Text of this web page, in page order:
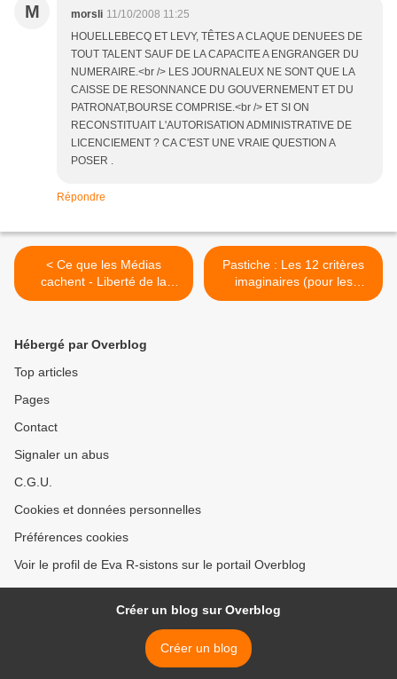
M morsli 11/10/2008 11:25
HOUELLEBECQ ET LEVY, TÊTES A CLAQUE DENUEES DE
TOUT TALENT SAUF DE LA CAPACITE A ENGRANGER DU
NUMERAIRE.<br /> LES JOURNALEUX NE SONT QUE LA
CAISSE DE RESONNANCE DU GOUVERNEMENT ET DU
PATRONAT,BOURSE COMPRISE.<br /> ET SI ON
RECONSTITUAIT L'AUTORISATION ADMINISTRATIVE DE
LICENCIEMENT ? CA C'EST UNE VRAIE QUESTION A
POSER .
Répondre
< Ce que les Médias
cachent - Liberté de la
presse en Russie
Pastiche : Les 12 critères
imaginaires (pour les
médias !) >
Hébergé par Overblog
Top articles
Pages
Contact
Signaler un abus
C.G.U.
Cookies et données personnelles
Préférences cookies
Voir le profil de Eva R-sistons sur le portail Overblog
Créer un blog sur Overblog
Créer un blog